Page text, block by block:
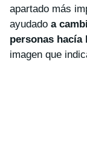
apartado más
ayudado a
personas
imagen que